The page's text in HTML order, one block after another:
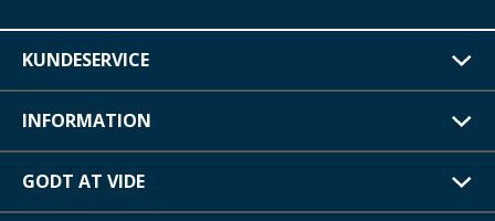
KUNDESERVICE
INFORMATION
GODT AT VIDE